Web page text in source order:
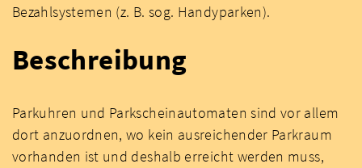
Bezahlsystemen (z. B. sog. Handyparken).
Beschreibung
Parkuhren und Parkscheinautomaten sind vor allem
dort anzuordnen, wo kein ausreichender Parkraum
vorhanden ist und deshalb erreicht werden muss,